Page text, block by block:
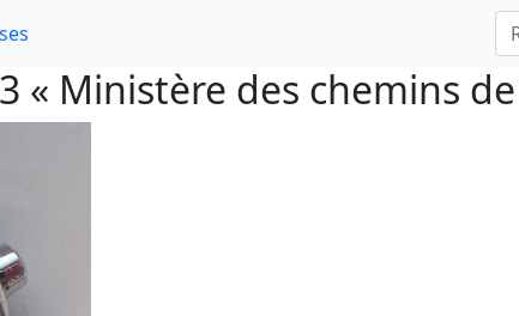
« Ministère des chemins